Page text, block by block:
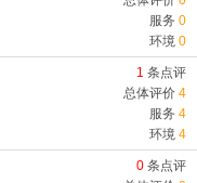
服务 0
环境 0
1 条点评
总体评价 4
服务 4
环境 4
0 条点评